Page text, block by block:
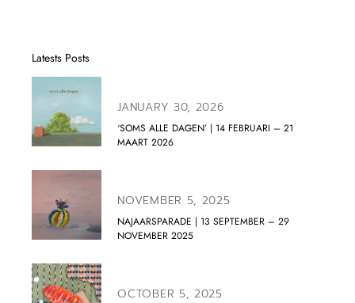
Latests Posts
JANUARY 30, 2026
‘SOMS ALLE DAGEN’ | 14 FEBRUARI – 21
MAART 2026
NOVEMBER 5, 2025
NAJAARSPARADE | 13 SEPTEMBER – 29
NOVEMBER 2025
OCTOBER 5, 2025